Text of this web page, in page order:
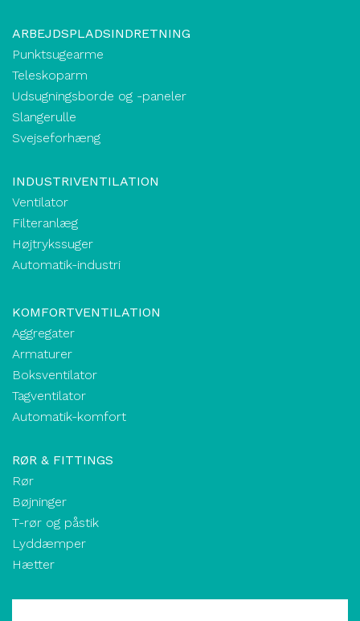
ARBEJDSPLADSINDRETNING
Punktsugearme
Teleskoparm
Udsugningsborde og -paneler
Slangerulle
Svejseforhæng
INDUSTRIVENTILATION
Ventilator
Filteranlæg
Højtrykssuger
Automatik-industri
KOMFORTVENTILATION
Aggregater
Armaturer
Boksventilator
Tagventilator
Automatik-komfort
RØR & FITTINGS
Rør
Bøjninger
T-rør og påstik
Lyddæmper
Hætter